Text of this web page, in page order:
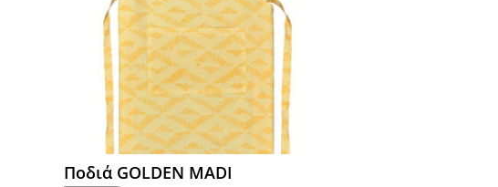
Ποδιά GOLDEN MADI